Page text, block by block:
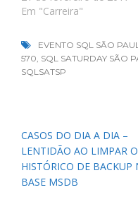
Em "Carreira"
EVENTO SQL SÃO
570, SQL SATURDAY SÃO
SQLSATSP
Navegação
de
Post
CASOS DO DIA A DIA –
LENTIDÃO AO LIMPAR O
HISTÓRICO DE BACKUP
BASE MSDB